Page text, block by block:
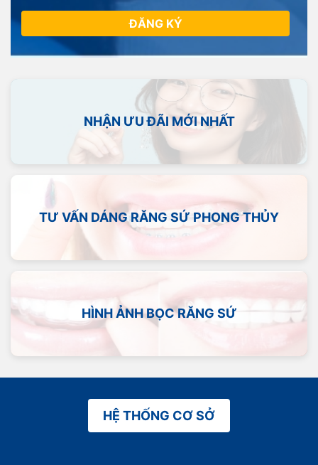
ĐĂNG KÝ
NHẬN ƯU ĐÃI MỚI NHẤT
TƯ VẤN DÁNG RĂNG SỨ PHONG THỦY
HÌNH ẢNH BỌC RĂNG SỨ
HỆ THỐNG CƠ SỞ